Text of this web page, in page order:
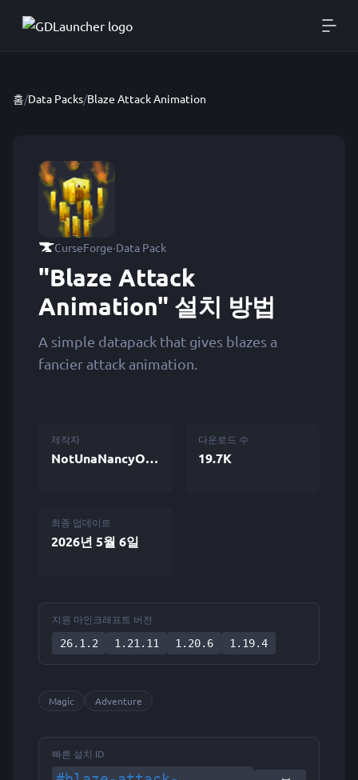
홈/Data Packs/Blaze Attack Animation
CurseForge·Data Pack
"Blaze Attack
Animation" 설치 방법
A simple datapack that gives blazes a
fancier attack animation.
제작자
NotUnaNancyOwen
다운로드 수
19.7K
최종 업데이트
2026년 5월 6일
지원 마인크래프트 버전
26.1.2
1.21.11 1.20.6 1.19.4
Magic Adventure
빠른 설치 ID